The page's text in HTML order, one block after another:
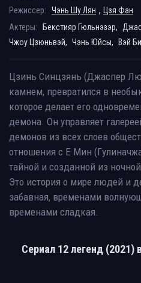
Режиссер: Чэнь Шу Лян , Цзя Фан
Актеры:
Бекстияр Гюльнэзэр,
Чжоу Цзюньвэй, Чэнь Юйсы, Вэй
Цзинь Синцзянь (Джаспер
камнем, превратился в
которое делает его
демона. Он управляет
демонов из всех слоев
отношения с Е Мин
тайной и созданной из
Это история о мире людей и
забавная, временами
временами сладкая.
Сериал 12 легенд (2021)